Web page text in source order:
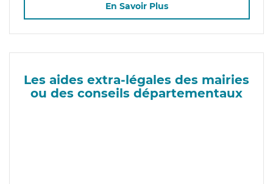
En Savoir Plus
Les aides extra-légales des mairies
ou des conseils départementaux